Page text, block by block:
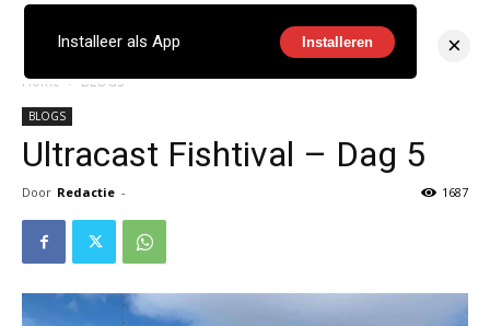
Home BLOGS
BLOGS
Ultracast Fishtival – Dag 5
Door Redactie - 1687
Installeer als App Installeren ×